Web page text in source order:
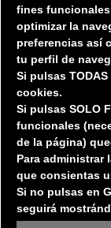
fines
optimizar la
preferencias así
tu perfil de
Si pulsas
cookies.
Si pulsas SOLO
funcionales
de la página)
Para administrar
que consientas
Si no pulsas en
seguirá
Tiendas
Restauración
Privacidad /
EL CENTRO
El Centro
Localización
Horariosy
Oportunidades